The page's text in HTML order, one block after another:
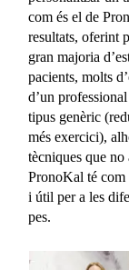
com és el de
resultats, oferint
gran majoria
pacients, molts
d’un
tipus genèric
més exercici),
tècniques que
PronoKal té com
i útil per a les
pes.